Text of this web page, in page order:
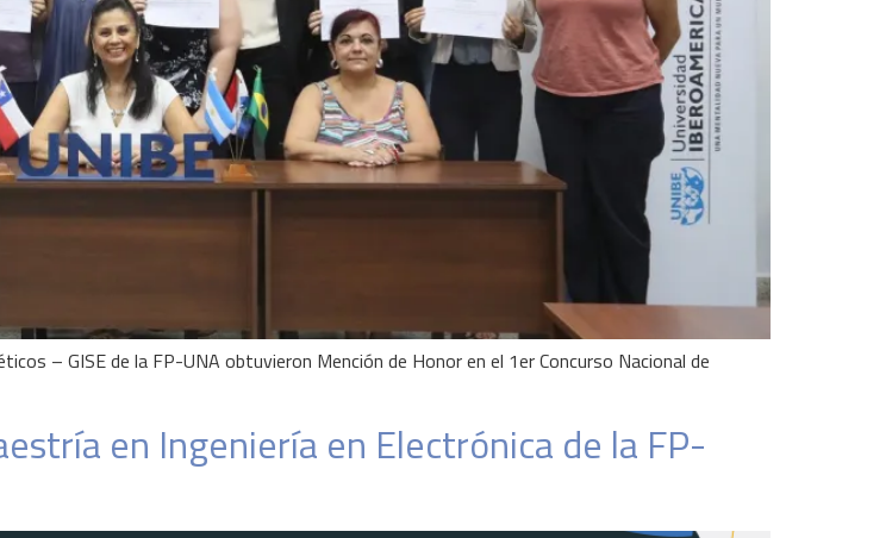
– GISE de la FP-UNA obtuvieron Mención de Honor en el 1er Concurso Nacional de
en Ingeniería en Electrónica de la FP-